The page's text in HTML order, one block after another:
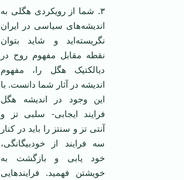
۳. شما از رویکردی هگلی به
اندیشه‌های سیاسی در ایران
نگریسته‌اید و شاید بتوان
نقطه مقابل مفهوم روح در
دیالکتیک هگل را، مفهوم
اندیشه در آثار شما دانست. با
این وجود در اندیشه هگل
فرایند ایجابی- سلبی تز و
آنتی تز و سنتز را باید در کنار
سه فرایند از خودبیگانگی،
خود یابی و بازگشت به
خویشتن فهمید. فرایندهایی